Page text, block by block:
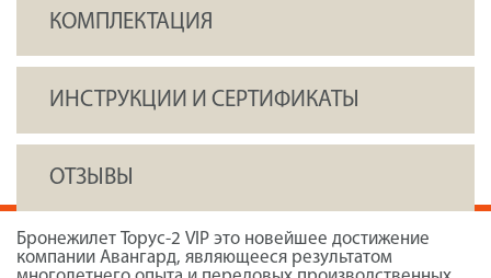
КОМПЛЕКТАЦИЯ
ИНСТРУКЦИИ И СЕРТИФИКАТЫ
ОТЗЫВЫ
Бронежилет Торус-2 VIP это новейшее достижение
компании Авангард, являющееся результатом